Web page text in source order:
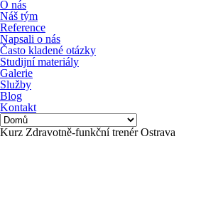
O nás
Náš tým
Reference
Napsali o nás
Často kladené otázky
Studijní materiály
Galerie
Služby
Blog
Kontakt
Kurz Zdravotně-funkční trenér Ostrava